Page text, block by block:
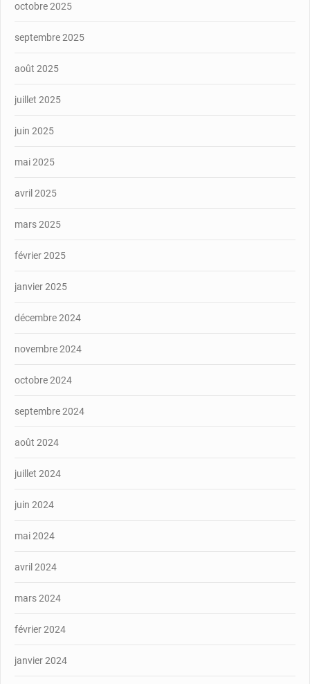
octobre 2025
septembre 2025
août 2025
juillet 2025
juin 2025
mai 2025
avril 2025
mars 2025
février 2025
janvier 2025
décembre 2024
novembre 2024
octobre 2024
septembre 2024
août 2024
juillet 2024
juin 2024
mai 2024
avril 2024
mars 2024
février 2024
janvier 2024